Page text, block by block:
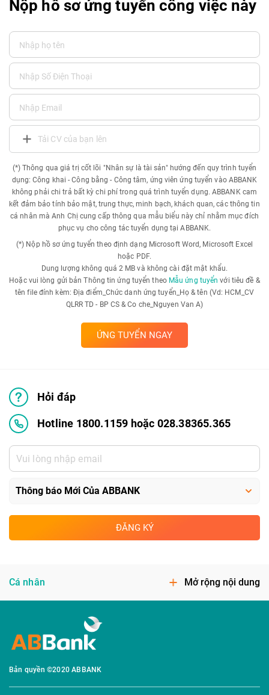
Nộp hồ sơ ứng tuyển công việc này
Tải CV của bạn lên
(*) Thông qua giá trị cốt lõi "Nhân sự là tài sản" hướng đến quy trình tuyển
dụng: Công khai - Công bằng - Công tâm, ứng viên ứng tuyển vào ABBANK
không phải chi trả bất kỳ chi phí trong quá trình tuyển dụng. ABBANK cam
kết đảm bảo tính bảo mật, trung thực, minh bạch, khách quan, các thông tin
cá nhân mà Anh Chị cung cấp thông qua mẫu biểu này chỉ nhằm mục đích
phục vụ cho công tác tuyển dụng tại ABBANK.
(*) Nộp hồ sơ ứng tuyển theo định dạng Microsoft Word, Microsoft Excel
hoặc PDF.
Dung lượng không quá 2 MB và không cài đặt mật khẩu.
Hoặc vui lòng gửi bản Thông tin ứng tuyển theo Mẫu ứng tuyển với tiêu đề &
tên file đính kèm: Địa điểm_Chức danh ứng tuyển_Họ & tên (Vd: HCM_CV
QLRR TD - BP CS & Co che_Nguyen Van A)
ỨNG TUYỂN NGAY
Hỏi đáp
Hotline 1800.1159 hoặc 028.38365.365
ĐĂNG KÝ
Cá nhân Mở rộng nội dung
Bản quyền ©2020 ABBANK